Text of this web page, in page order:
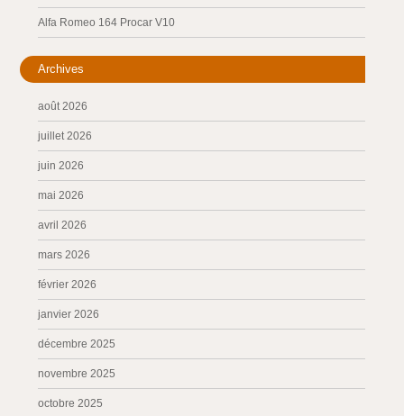
Alfa Romeo 164 Procar V10
Archives
août 2026
juillet 2026
juin 2026
mai 2026
avril 2026
mars 2026
février 2026
janvier 2026
décembre 2025
novembre 2025
octobre 2025